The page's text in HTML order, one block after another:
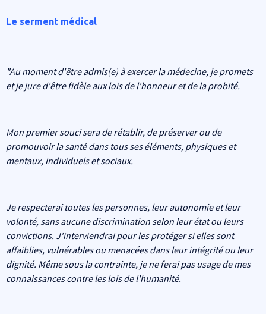
Le serment médical
"Au moment d'être admis(e) à exercer la médecine, je promets
et je jure d'être fidèle aux lois de l'honneur et de la probité.
Mon premier souci sera de rétablir, de préserver ou de
promouvoir la santé dans tous ses éléments, physiques et
mentaux, individuels et sociaux.
Je respecterai toutes les personnes, leur autonomie et leur
volonté, sans aucune discrimination selon leur état ou leurs
convictions. J'interviendrai pour les protéger si elles sont
affaiblies, vulnérables ou menacées dans leur intégrité ou leur
dignité. Même sous la contrainte, je ne ferai pas usage de mes
connaissances contre les lois de l'humanité.